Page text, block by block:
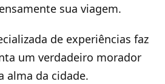
sua viagem.
de experiências faz
um verdadeiro morador
alma da cidade.